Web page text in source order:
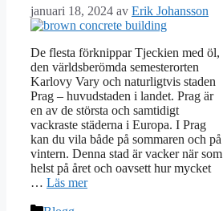
januari 18, 2024 av Erik Johansson
De flesta förknippar Tjeckien med öl,
den världsberömda semesterorten
Karlovy Vary och naturligtvis staden
Prag – huvudstaden i landet. Prag är
en av de största och samtidigt
vackraste städerna i Europa. I Prag
kan du vila både på sommaren och på
vintern. Denna stad är vacker när som
helst på året och oavsett hur mycket
… Läs mer